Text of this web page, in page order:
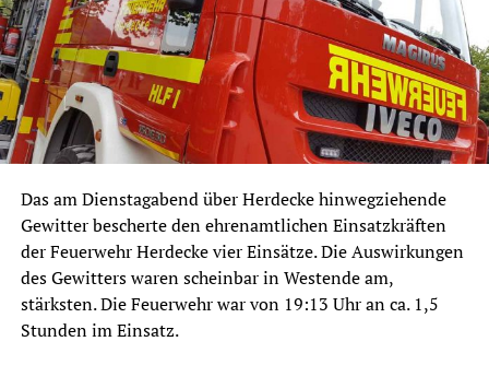
Das am Dienstagabend über Herdecke hinwegziehende
Gewitter bescherte den ehrenamtlichen Einsatzkräften
der Feuerwehr Herdecke vier Einsätze. Die Auswirkungen
des Gewitters waren scheinbar in Westende am,
stärksten. Die Feuerwehr war von 19:13 Uhr an ca. 1,5
Stunden im Einsatz.